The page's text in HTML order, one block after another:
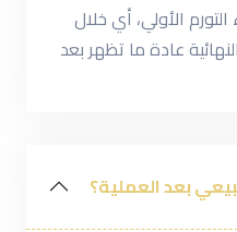
التورم الأولي، أي خلال
عادة ما تظهر بعد
بعد العملية؟